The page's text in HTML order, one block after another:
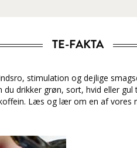
TE-FAKTA
stimulation og dejlige
du drikker grøn, sort, hvid eller
Læs og lær om en af vores